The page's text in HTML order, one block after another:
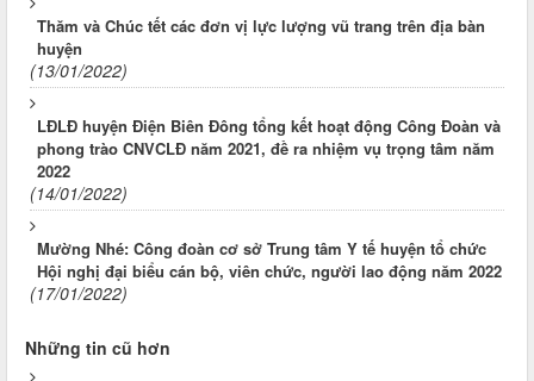
Thăm và Chúc tết các đơn vị lực lượng vũ trang trên địa bàn
huyện
(13/01/2022)
LĐLĐ huyện Điện Biên Đông tổng kết hoạt động Công Đoàn và
phong trào CNVCLĐ năm 2021, đề ra nhiệm vụ trọng tâm năm
2022
(14/01/2022)
Mường Nhé: Công đoàn cơ sở Trung tâm Y tế huyện tổ chức
Hội nghị đại biểu cán bộ, viên chức, người lao động năm 2022
(17/01/2022)
Những tin cũ hơn